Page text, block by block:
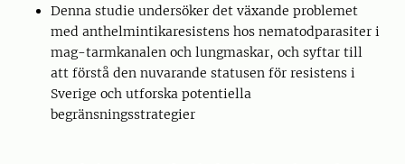
Denna studie undersöker det växande problemet
med anthelmintikaresistens hos nematodparasiter i
mag-tarmkanalen och lungmaskar, och syftar till
att förstå den nuvarande statusen för resistens i
Sverige och utforska potentiella
begränsningsstrategier